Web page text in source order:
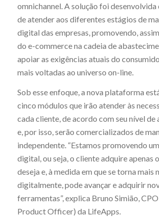
omnichannel. A solução foi
de atender aos diferentes estágios de
digital das empresas, promovendo,
do e-commerce na cadeia de
apoiar as exigências atuais do
mais voltadas ao universo on-line.
Sob esse enfoque, a nova plataforma
cinco módulos que irão atender às
cada cliente, de acordo com seu nível
e, por isso, serão comercializados de
independente. “Estamos promovendo
digital, ou seja, o cliente adquire apenas
deseja e, à medida em que se torna mais
digitalmente, pode avançar e adquirir
ferramentas”, explica Bruno Simião, CPO
Product Officer) da LifeApps.